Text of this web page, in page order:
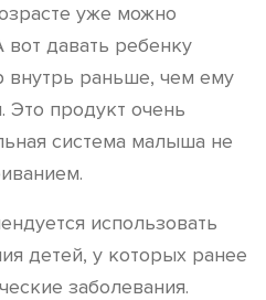
уже можно
вот давать ребенку
внутрь раньше, чем ему
Это продукт очень
система малыша не
использовать
детей, у которых ранее
заболевания.